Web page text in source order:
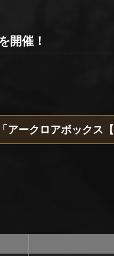
開催！
ークロアボックス【